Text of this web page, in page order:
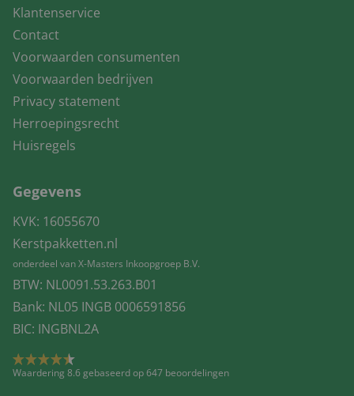
Klantenservice
Contact
Voorwaarden consumenten
Voorwaarden bedrijven
Privacy statement
Herroepingsrecht
Huisregels
Gegevens
KVK: 16055670
Kerstpakketten.nl
onderdeel van X-Masters Inkoopgroep B.V.
BTW: NL0091.53.263.B01
Bank: NL05 INGB 0006591856
BIC: INGBNL2A
Waardering 8.6 gebaseerd op 647 beoordelingen